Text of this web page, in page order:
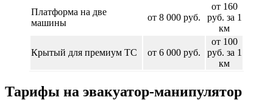
Платформа на две
машины
от 8 000 руб.
от 160
руб. за 1
км
Крытый для премиум ТС от 6 000 руб.
от 100
руб. за 1
км
Тарифы на эвакуатор-манипулятор